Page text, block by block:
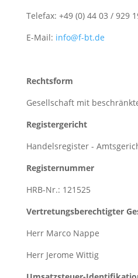
Telefax: +49 (0) 44 03 / 929
E-Mail: info@f-bt.de
Rechtsform
Gesellschaft mit
Registergericht
Handelsregister -
Registernummer
HRB-Nr.: 121525
Vertretungsberechtigter
Herr Marco Nappe
Herr Jerome Wittig